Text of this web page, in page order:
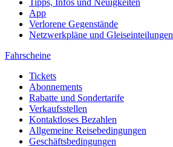
Tipps, Infos und Neuigkeiten
App
Verlorene Gegenstände
Netzwerkpläne und Gleiseinteilungen
Fahrscheine
Tickets
Abonnements
Rabatte und Sondertarife
Verkaufsstellen
Kontaktloses Bezahlen
Allgemeine Reisebedingungen
Geschäftsbedingungen